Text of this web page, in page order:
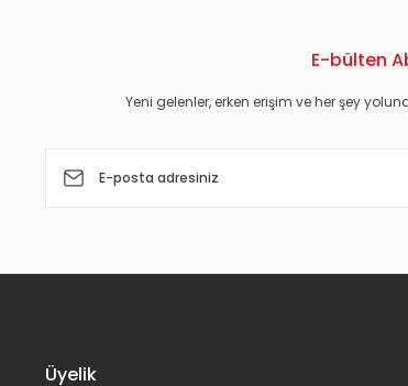
E-bülten
Yeni gelenler, erken erişim ve her şey
Üyelik